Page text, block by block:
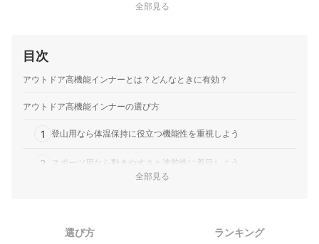
全部見る
目次
アウトドア高機能インナーとは？どんなときに有効？
アウトドア高機能インナーの選び方
1 登山用なら体温保持に役立つ機能性を重視しよう
2 スポーツ用なら動きやすさと速乾性に着目しよう
全部見る
選び方 ランキング